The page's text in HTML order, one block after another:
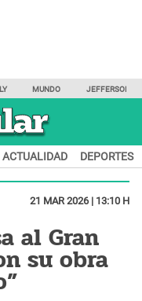
MUNDO JEFFERSON
ACTUALIDAD DEPORTES
21 MAR 2026 | 13:10 H
al Gran
su obra